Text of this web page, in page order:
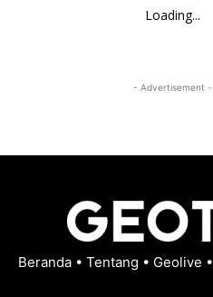
Loading...
- Advertisement -
Beranda • Tentang • Geolive •